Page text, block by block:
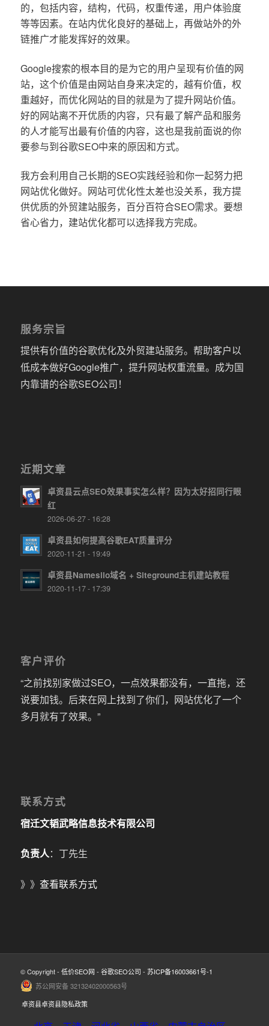
的，包括内容，结构，代码，权重传递，用户体验度
等等因素。在站内优化良好的基础上，再做站外的外
链推广才能发挥好的效果。
Google搜索的根本目的是为它的用户呈现有价值的网
站，这个价值是由网站自身来决定的，越有价值，权
重越好，而优化网站的目的就是为了提升网站价值。
好的网站离不开优质的内容，只有最了解产品和服务
的人才能写出最有价值的内容，这也是我前面说的你
要参与到谷歌SEO中来的原因和方式。
我方会利用自己长期的SEO实践经验和你一起努力把
网站优化做好。网站可优化性太差也没关系，我方提
供优质的外贸建站服务，百分百符合SEO需求。要想
省心省力，建站优化都可以选择我方完成。
服务宗旨
提供有价值的谷歌优化及外贸建站服务。帮助客户以
低成本做好Google推广，提升网站权重流量。成为国
内靠谱的谷歌SEO公司！
近期文章
卓资县云点SEO效果事实怎么样？因为太好招同行眼
红
2026-06-27 - 16:28
卓资县如何提高谷歌EAT质量评分
2020-11-21 - 19:49
卓资县Namesilo域名 + Siteground主机建站教程
2020-11-17 - 17:39
客户评价
“之前找别家做过SEO，一点效果都没有，一直拖，还
说要加钱。后来在网上找到了你们，网站优化了一个
多月就有了效果。”
联系方式
宿迁文韬武略信息技术有限公司
负责人：丁先生
》》 查看联系方式
© Copyright - 低价SEO网 - 谷歌SEO公司 - 苏ICP备16003661号-1
苏公网安备 32132402000563号
卓资县卓资县隐私政策